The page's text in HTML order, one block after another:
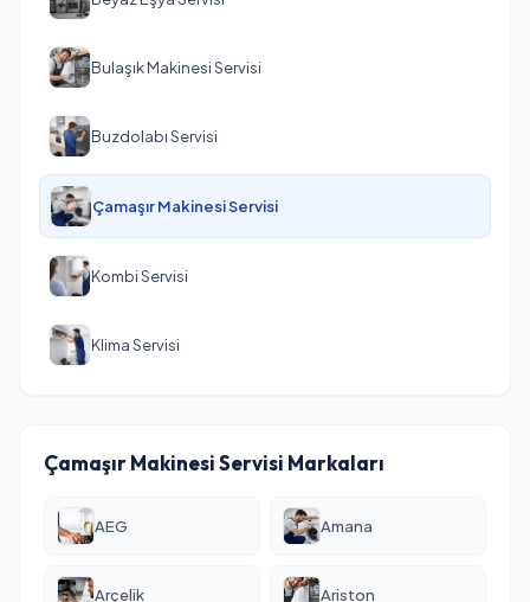
Bulaşık Makinesi Servisi
Buzdolabı Servisi
Çamaşır Makinesi Servisi
Kombi Servisi
Klima Servisi
Çamaşır Makinesi Servisi Markaları
AEG Amana
Arçelik Ariston